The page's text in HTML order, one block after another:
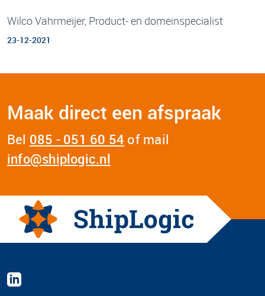
Wilco Vahrmeijer, Product- en domeinspecialist
23-12-2021
Maak direct een afspraak
Bel 085 - 051 60 54 of mail
info@shiplogic.nl